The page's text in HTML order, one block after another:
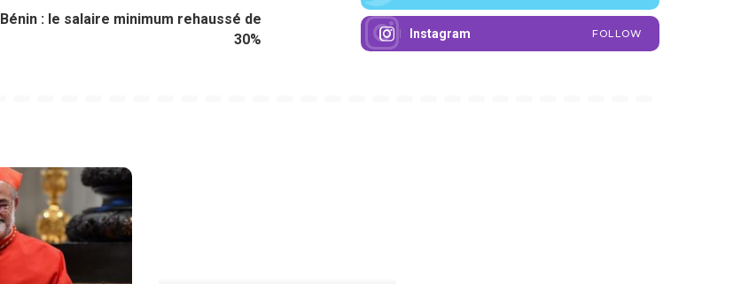
Bénin : le salaire minimum rehaussé de
30%
Instagram FOLLOW